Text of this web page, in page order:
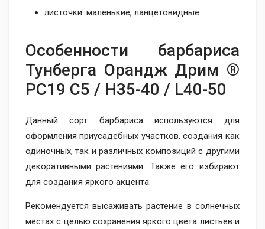
листочки: маленькие, ланцетовидные.
Особенности барбариса
Тунберга Орандж Дрим ®
PC19 C5 / H35-40 / L40-50
Данный сорт барбариса используются для
оформления приусадебных участков, создания как
одиночных, так и различных композиций с другими
декоративными растениями. Также его избирают
для создания яркого акцента.
Рекомендуется высаживать растение в солнечных
местах с целью сохранения яркого цвета листьев и